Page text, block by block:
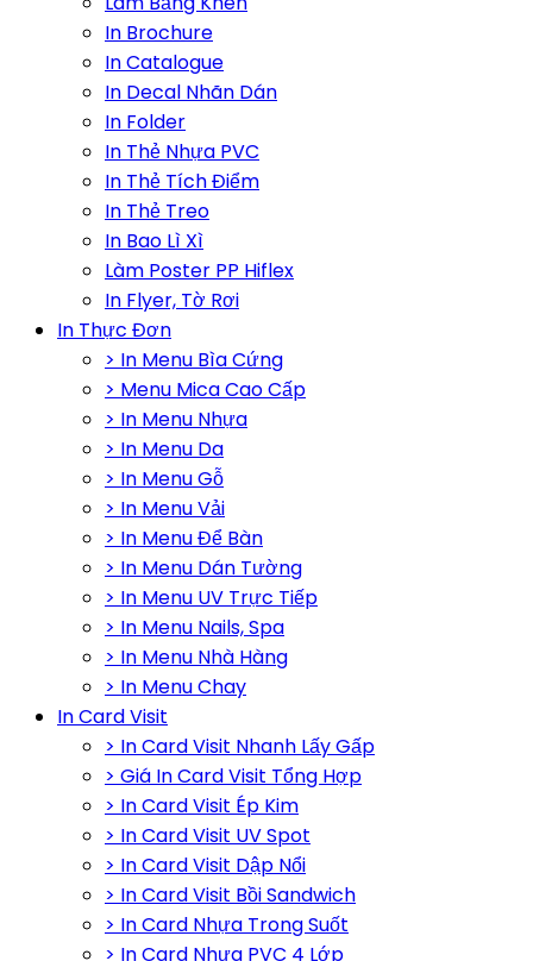
In Brochure
In Catalogue
In Decal Nhãn Dán
In Folder
In Thẻ Nhựa PVC
In Thẻ Tích Điểm
In Thẻ Treo
In Bao Lì Xì
Làm Poster PP Hiflex
In Flyer, Tờ Rơi
In Thực Đơn
> In Menu Bìa Cứng
> Menu Mica Cao Cấp
> In Menu Nhựa
> In Menu Da
> In Menu Gỗ
> In Menu Vải
> In Menu Để Bàn
> In Menu Dán Tường
> In Menu UV Trực Tiếp
> In Menu Nails, Spa
> In Menu Nhà Hàng
> In Menu Chay
In Card Visit
> In Card Visit Nhanh Lấy Gấp
> Giá In Card Visit Tổng Hợp
> In Card Visit Ép Kim
> In Card Visit UV Spot
> In Card Visit Dập Nổi
> In Card Visit Bồi Sandwich
> In Card Nhựa Trong Suốt
> In Card Nhựa PVC 4 Lớp